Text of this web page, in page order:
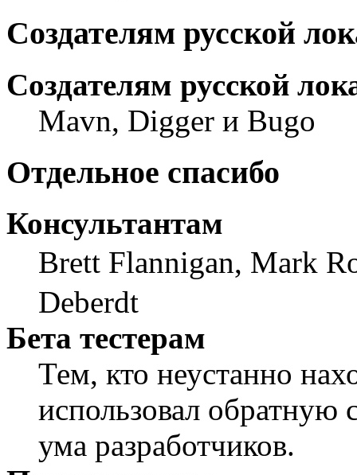
Создателям русской
Создателям русской
Mavn, Digger и Bugo
Отдельное спасибо
Консультантам
Brett Flannigan, Mark
Deberdt
Бета тестерам
Тем, кто неустанно
использовал обратную
ума разработчиков.